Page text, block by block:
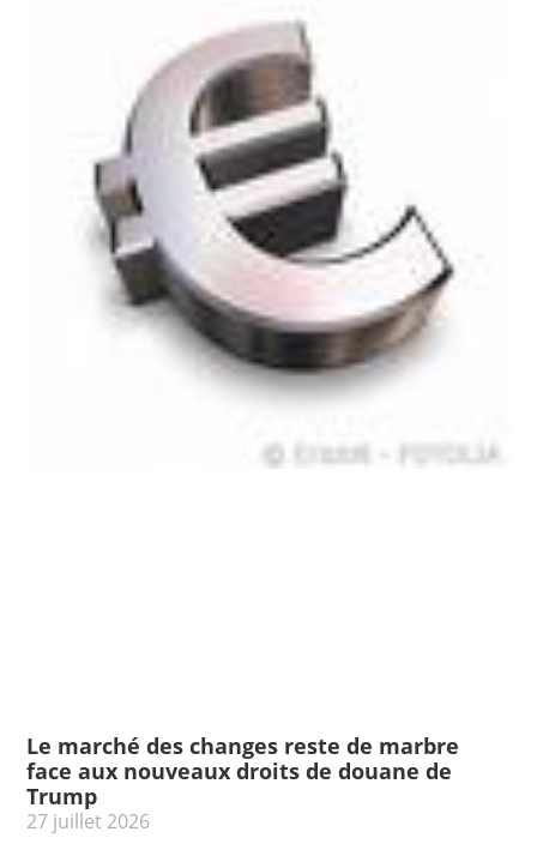
Le marché des changes reste de marbre
face aux nouveaux droits de douane de
Trump
27 juillet 2026